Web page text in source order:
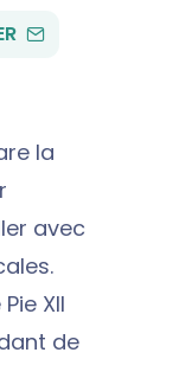
PAR
la
avec
XII
de